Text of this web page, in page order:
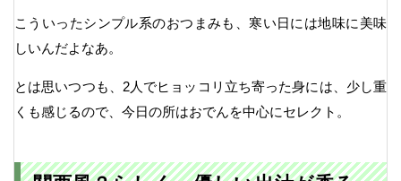
こういったシンプル系のおつまみも、寒い日には地味に美味
しいんだよなあ。
とは思いつつも、2人でヒョッコリ立ち寄った身には、少し重
くも感じるので、今日の所はおでんを中心にセレクト。